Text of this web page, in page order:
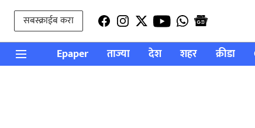
सबस्क्राईब करा
Epaper ताज्या देश शहर क्रीडा